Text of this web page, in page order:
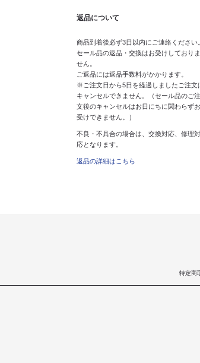
返品について
商品到着後必ず3日以内にご連絡ください。
セール品の返品・交換はお受けしておりま
せん。
ご返品には返品手数料がかかります。
※ご注文日から5日を経過しましたご注文
キャンセルできません。（セール品のご注
文後のキャンセルはお日にちに関わらずお
受けできません。）
不良・不具合の場合は、交換対応、修理対
応となります。
返品の詳細はこちら
特定商